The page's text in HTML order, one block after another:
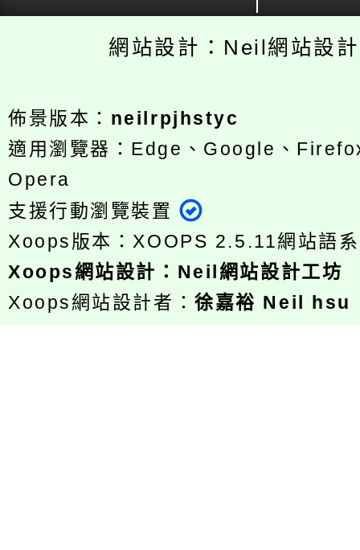
網站設計：Neil網站設
佈景版本： neilrpjhstyc
適用瀏覽器：Edge、Google、
Opera
支援行動瀏覽裝置
Xoops版本： XOOPS 2.5.11網站語
Xoops網站設計 ： Neil網站設計工坊
Xoops網站設計者：徐嘉裕 Neil hsu